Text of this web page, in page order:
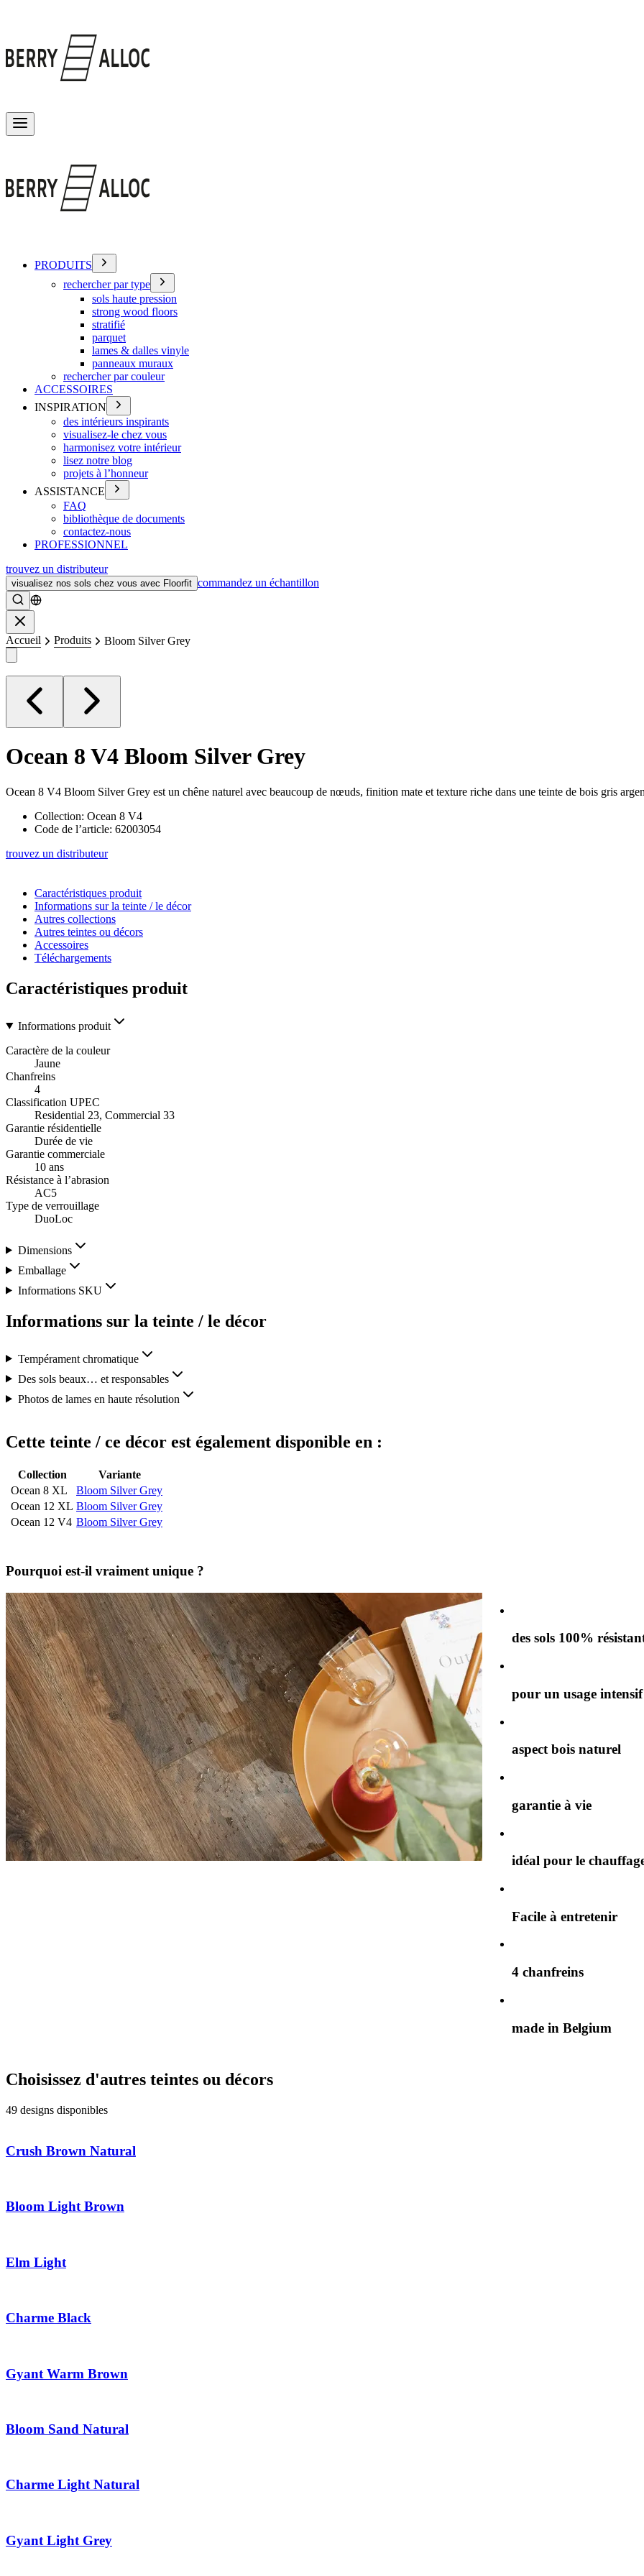
PRODUITS
rechercher par type
sols haute pression
strong wood floors
stratifié
parquet
lames & dalles vinyle
panneaux muraux
rechercher par couleur
ACCESSOIRES
INSPIRATION
des intérieurs inspirants
visualisez-le chez vous
harmonisez votre intérieur
lisez notre blog
projets à l’honneur
ASSISTANCE
FAQ
bibliothèque de documents
contactez-nous
PROFESSIONNEL
trouvez un distributeur
visualisez nos sols chez vous avec Floorfit commandez un échantillon
Rechercher
Accueil Produits Bloom Silver Grey
Ocean 8 V4 Bloom Silver Grey
Ocean 8 V4 Bloom Silver Grey est un chêne naturel avec beaucoup de nœuds, finition mate et texture riche dans une teinte de bois gris
Collection: Ocean 8 V4
Code de l’article: 62003054
trouvez un distributeur
Caractéristiques produit
Informations sur la teinte / le décor
Autres collections
Autres teintes ou décors
Accessoires
Téléchargements
Caractéristiques produit
Informations produit
Caractère de la couleur
Jaune
Chanfreins
4
Classification UPEC
Residential 23, Commercial 33
Garantie résidentielle
Durée de vie
Garantie commerciale
10 ans
Résistance à l’abrasion
AC5
Type de verrouillage
DuoLoc
Dimensions
Emballage
Informations SKU
Informations sur la teinte / le décor
Tempérament chromatique
Des sols beaux… et responsables
Photos de lames en haute résolution
Cette teinte / ce décor est également disponible en :
Collection
Variante
Ocean 8 XL
Bloom Silver Grey
Ocean 12 XL Bloom Silver Grey
Ocean 12 V4 Bloom Silver Grey
Pourquoi est-il vraiment unique ?
des sols 100%
pour un usage intensif
aspect bois naturel
garantie à vie
idéal pour le
Facile à entretenir
4 chanfreins
made in Belgium
Choisissez d'autres teintes ou décors
49 designs disponibles
Crush Brown Natural
Bloom Light Brown
Elm Light
Charme Black
Gyant Warm Brown
Bloom Sand Natural
Charme Light Natural
Gyant Light Grey